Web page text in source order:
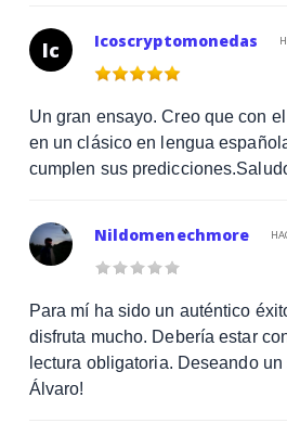
Ic Icoscryptomonedas
Un gran ensayo. Creo que con
en un clásico en lengua
cumplen sus
Nildomenechmore
Para mí ha sido un auténtico
disfruta mucho. Debería estar
lectura obligatoria. Deseando
Álvaro!